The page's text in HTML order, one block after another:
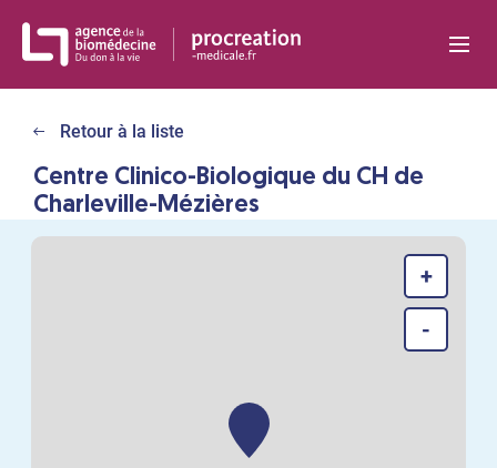
Retour à la liste
Centre Clinico-Biologique du CH de
Charleville-Mézières
+
-